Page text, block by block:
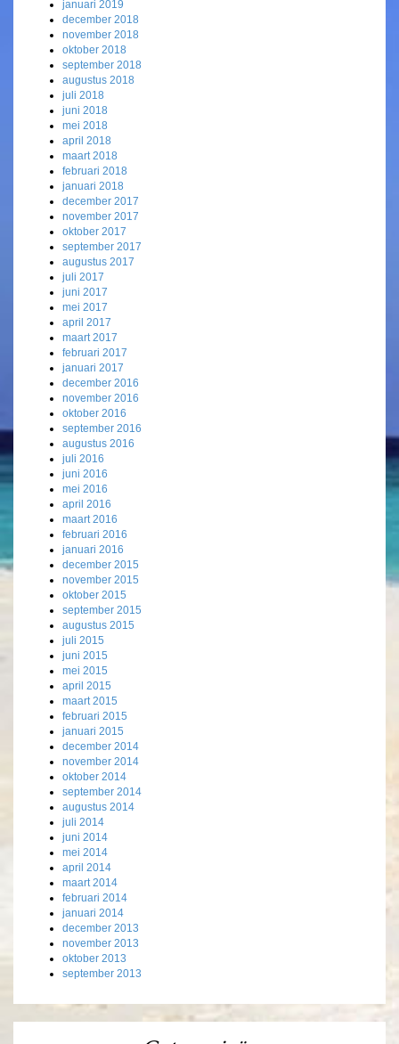
januari 2019
december 2018
november 2018
oktober 2018
september 2018
augustus 2018
juli 2018
juni 2018
mei 2018
april 2018
maart 2018
februari 2018
januari 2018
december 2017
november 2017
oktober 2017
september 2017
augustus 2017
juli 2017
juni 2017
mei 2017
april 2017
maart 2017
februari 2017
januari 2017
december 2016
november 2016
oktober 2016
september 2016
augustus 2016
juli 2016
juni 2016
mei 2016
april 2016
maart 2016
februari 2016
januari 2016
december 2015
november 2015
oktober 2015
september 2015
augustus 2015
juli 2015
juni 2015
mei 2015
april 2015
maart 2015
februari 2015
januari 2015
december 2014
november 2014
oktober 2014
september 2014
augustus 2014
juli 2014
juni 2014
mei 2014
april 2014
maart 2014
februari 2014
januari 2014
december 2013
november 2013
oktober 2013
september 2013